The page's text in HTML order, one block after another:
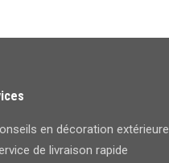
en décoration extérieure
de livraison rapide